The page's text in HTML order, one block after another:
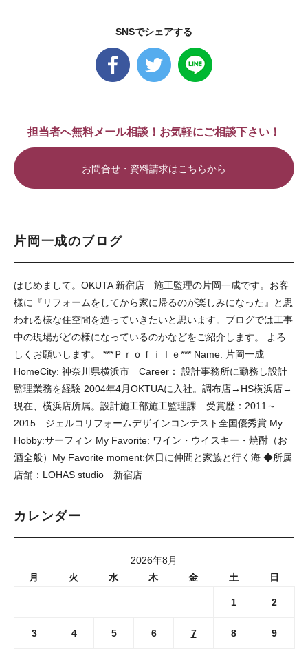
SNSでシェアする
担当者へ無料メール相談！お気軽にご相談下さい！
お問合せ・資料請求はこちらから
片岡一成のブログ
はじめまして。OKUTA 新宿店 施工監理の片岡一成です。お客
様に『リフォームをしてから家に帰るのが楽しみになった』と思
われる様な住空間を造っていきたいと思います。ブログでは工事
中の現場がどの様になっているのかなどをご紹介します。 よろ
しくお願いします。 ***Ｐｒｏｆｉｌｅ*** Name: 片岡一成
HomeCity: 神奈川県横浜市 Career： 設計事務所に勤務し設計
監理業務を経験 2004年4月OKTUAに入社。調布店→HS横浜店→
現在、横浜店所属。設計施工部施工監理課 受賞歴：2011～
2015 ジェルコリフォームデザインコンテスト全国優秀賞 My
Hobby:サーフィン My Favorite: ワイン・ウイスキー・焼酎（お
酒全般）My Favorite moment:休日に仲間と家族と行く海 ◆所属
店舗：LOHAS studio 新宿店
カレンダー
2026年8月
月
火 水 木 金 土 日
1 2
3 4 5 6 7 8 9